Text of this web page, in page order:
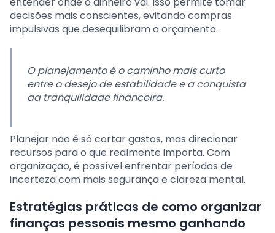
decisões mais conscientes, evitando compras
impulsivas que desequilibram o orçamento.
O planejamento é o caminho mais curto
entre o desejo de estabilidade e a conquista
da tranquilidade financeira.
Planejar não é só cortar gastos, mas direcionar
recursos para o que realmente importa. Com
organização, é possível enfrentar períodos de
incerteza com mais segurança e clareza mental.
Estratégias práticas de como organizar
finanças pessoais mesmo ganhando